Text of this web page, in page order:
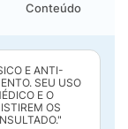
Conteúdo
E ANTI-
SEU USO
E O
OS